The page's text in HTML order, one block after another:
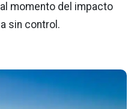
momento del impacto
sin control.